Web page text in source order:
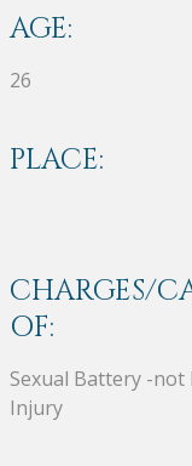
AGE:
26
PLACE:
CHARGES/
OF:
Sexual Battery -not
Injury